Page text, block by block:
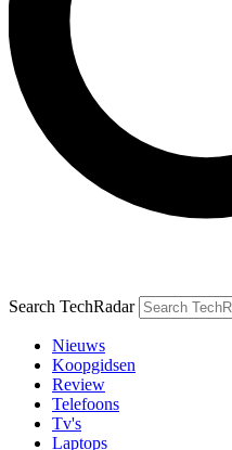
Search TechRadar
Nieuws
Koopgidsen
Review
Telefoons
Tv's
Laptops